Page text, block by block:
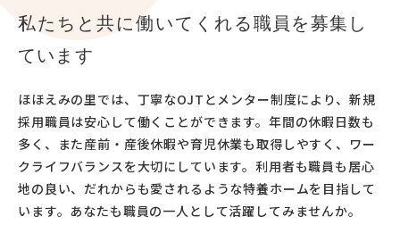
児童養護施設 共生会 希望の家【公式】(@kibo_noie)がシェアした投稿
私たちと共に働いてくれる職員を募集し
ています
ほほえみの里では、丁寧なOJTとメンター制度により、新規
採用職員は安心して働くことができます。年間の休暇日数も
多く、 また産前・産後休暇や育児休業も取得しやすく、ワー
クライフバランスを大切にしています。利用者も職員も居心
地の良い、だれからも愛されるような特養ホームを目指して
います。あなたも職員の一人として活躍してみませんか。